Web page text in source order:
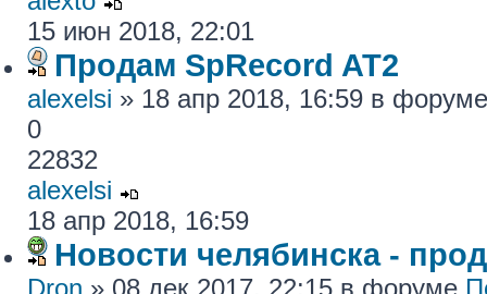
15 июн 2018, 22:01
Продам SpRecord AT2
alexelsi » 18 апр 2018, 16:59 в
0
22832
alexelsi
18 апр 2018, 16:59
Новости челябинска -
Dron » 08 дек 2017, 22:15 в форуме